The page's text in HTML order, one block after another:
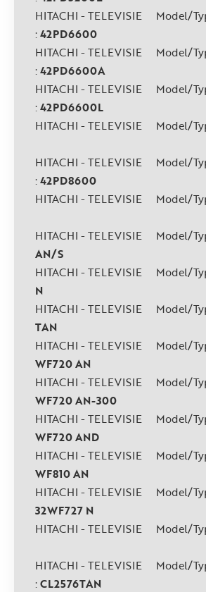
HITACHI - TELEVISIE Model/
:42PD6600
HITACHI - TELEVISIE Model/
:42PD6600A
HITACHI - TELEVISIE Model/
:42PD6600L
HITACHI - TELEVISIE Model/
HITACHI - TELEVISIE Model/
:42PD8600
HITACHI - TELEVISIE Model/
HITACHI - TELEVISIE Model/
AN/S
HITACHI - TELEVISIE Model/
N
HITACHI - TELEVISIE Model/
TAN
HITACHI - TELEVISIE Model/
WF720 AN
HITACHI - TELEVISIE Model/
WF720 AN-300
HITACHI - TELEVISIE Model/
WF720 AND
HITACHI - TELEVISIE Model/
WF810 AN
HITACHI - TELEVISIE Model/
32WF727 N
HITACHI - TELEVISIE Model/
HITACHI - TELEVISIE Model/
:CL2576TAN